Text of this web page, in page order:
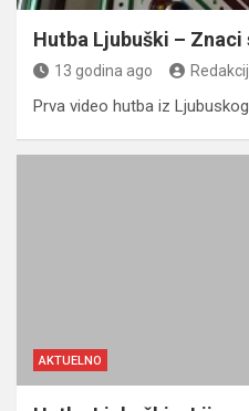
Hutba Ljubuški –
13 godina ago
Prva video hutba iz Ljubuskog
AKTUELNO